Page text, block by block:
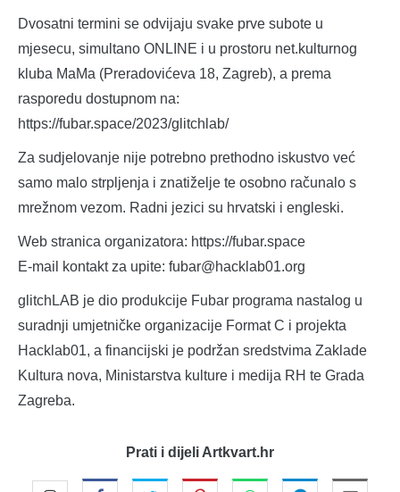
Dvosatni termini se odvijaju svake prve subote u
mjesecu, simultano ONLINE i u prostoru net.kulturnog
kluba MaMa (Preradovićeva 18, Zagreb), a prema
rasporedu dostupnom na:
https://fubar.space/2023/glitchlab/
Za sudjelovanje nije potrebno prethodno iskustvo već
samo malo strpljenja i znatiželje te osobno računalo s
mrežnom vezom. Radni jezici su hrvatski i engleski.
Web stranica organizatora: https://fubar.space
E-mail kontakt za upite: fubar@hacklab01.org
glitchLAB je dio produkcije Fubar programa nastalog u
suradnji umjetničke organizacije Format C i projekta
Hacklab01, a financijski je podržan sredstvima Zaklade
Kultura nova, Ministarstva kulture i medija RH te Grada
Zagreba.
Prati i dijeli Artkvart.hr